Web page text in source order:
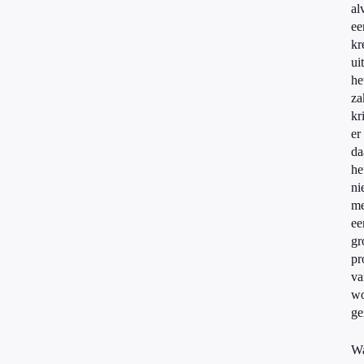
uit
er